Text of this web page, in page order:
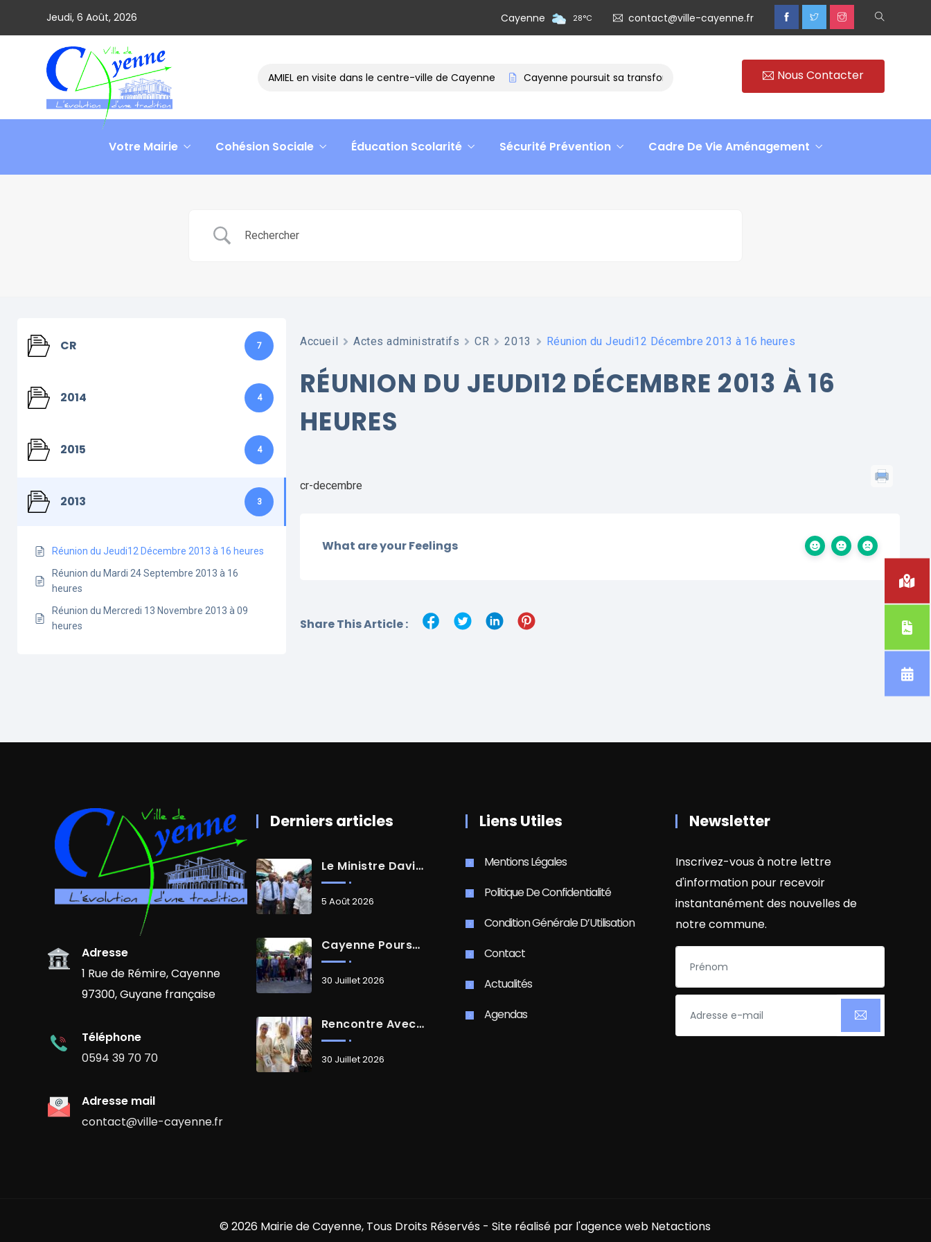
Jeudi, 6 Août, 2026 Cayenne 28°C contact@ville-cayenne.fr
Le ministre David AMIEL en visite dans le centre-ville de Cayenne Cayenne poursuit sa transformation Rencontre avec Madame Isabelle FAMARO
Nous Contacter
Votre Mairie Cohésion Sociale Éducation Scolarité Sécurité Prévention Cadre De Vie Aménagement
CR 7
2014 4
2015 4
2013 3
Réunion du Jeudi12 Décembre 2013 à 16 heures
Réunion du Mardi 24 Septembre 2013 à 16
heures
Réunion du Mercredi 13 Novembre 2013 à 09
heures
Accueil Actes administratifs CR 2013 Réunion du Jeudi12 Décembre 2013 à 16 heures
RÉUNION DU JEUDI12 DÉCEMBRE 2013 À 16
HEURES
cr-decembre
What are your Feelings
Share This Article :
Adresse
1 Rue de Rémire, Cayenne
97300, Guyane française
Téléphone
0594 39 70 70
Adresse mail
contact@ville-cayenne.fr
Derniers articles
Le Ministre David AMIEL En Visite Dans Le Centre-Ville De Cayenne
5 Août 2026
Cayenne Poursuit Sa Transformation
30 Juillet 2026
Rencontre Avec Madame Isabelle FAMARO
30 Juillet 2026
Liens Utiles
Mentions Légales
Politique De Confidentialité
Condition Générale D’Utilisation
Contact
Actualités
Agendas
Newsletter
Inscrivez-vous à notre lettre
d'information pour recevoir
instantanément des nouvelles de
notre commune.
© 2026 Mairie de Cayenne, Tous Droits Réservés - Site réalisé par l'agence web Netactions